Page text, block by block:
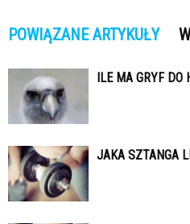
POWIĄZANE ARTYKUŁY
ILE MA GRYF DO
JAKA SZTANGA